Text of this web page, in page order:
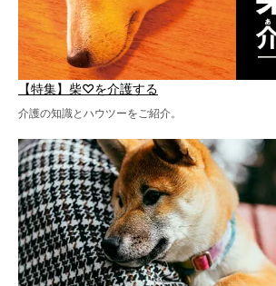
【特集】柴♡を介護する
介護の知識とハウツーをご紹介。